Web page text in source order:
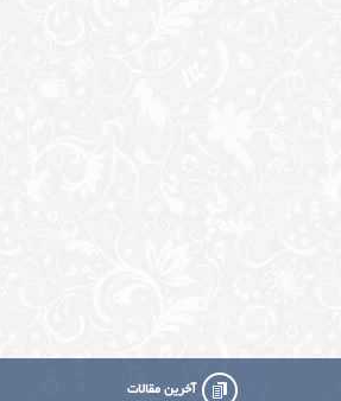
آخرین مقالات